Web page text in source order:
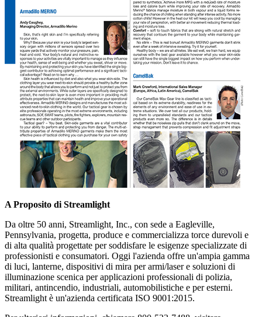
A Proposito di Streamlight
Da oltre 50 anni, Streamlight, Inc., con sede a Eagleville,
Pennsylvania, progetta, produce e commercializza torce durevoli e
di alta qualità progettate per soddisfare le esigenze specializzate di
professionisti e consumatori. Oggi l'azienda offre un'ampia gamma
di luci, lanterne, dispositivi di mira per armi/laser e soluzioni di
illuminazione scenica per applicazioni professionali di polizia,
militari, antincendio, industriali, automobilistiche e per esterni.
Streamlight è un'azienda certificata ISO 9001:2015.